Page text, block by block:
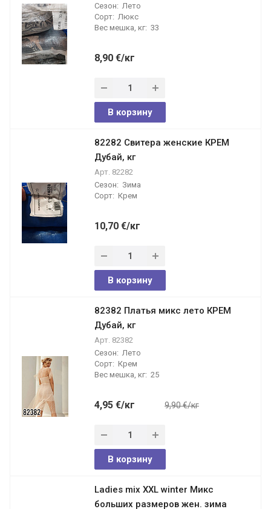
Сезон: Лето
Сорт: Люкс
Вес мешка, кг: 33
8,90 €/кг
В корзину
82282 Свитера женские КРЕМ
Дубай, кг
Арт. 82282
Сезон: Зима
Сорт: Крем
10,70 €/кг
В корзину
82382 Платья микс лето КРЕМ
Дубай, кг
Арт. 82382
Сезон: Лето
Сорт: Крем
Вес мешка, кг: 25
4,95 €/кг 9,90 €/кг
В корзину
Ladies mix XXL winter Микс
больших размеров жен. зима